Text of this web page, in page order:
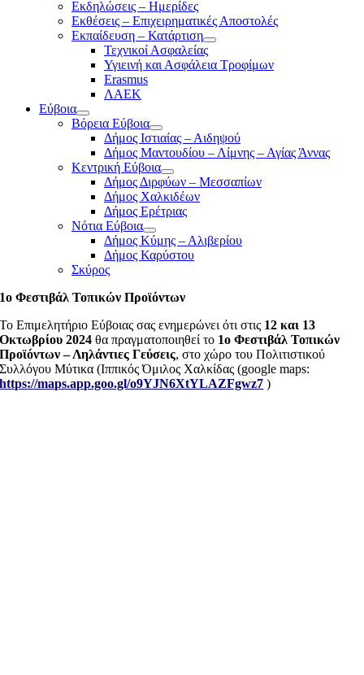
Εκδηλώσεις – Ημερίδες
Εκθέσεις – Επιχειρηματικές Αποστολές
Εκπαίδευση – Κατάρτιση
Τεχνικοί Ασφαλείας
Υγιεινή και Ασφάλεια Τροφίμων
Erasmus
ΛΑΕΚ
Εύβοια
Βόρεια Εύβοια
Δήμος Ιστιαίας – Αιδηψού
Δήμος Μαντουδίου – Λίμνης – Αγίας Άννας
Κεντρική Εύβοια
Δήμος Διρφύων – Μεσσαπίων
Δήμος Χαλκιδέων
Δήμος Ερέτριας
Νότια Εύβοια
Δήμος Κύμης – Αλιβερίου
Δήμος Καρύστου
Σκύρος
1ο Φεστιβάλ Τοπικών Προϊόντων
Το Επιμελητήριο Εύβοιας σας ενημερώνει ότι στις 12 και 13
Οκτωβρίου 2024 θα πραγματοποιηθεί το 1ο Φεστιβάλ Τοπικών
Προϊόντων – Ληλάντιες Γεύσεις, στο χώρο του Πολιτιστικού
Συλλόγου Μύτικα (Ιππικός Όμιλος Χαλκίδας (google maps:
https://maps.app.goo.gl/o9YJN6XtYLAZFgwz7 )